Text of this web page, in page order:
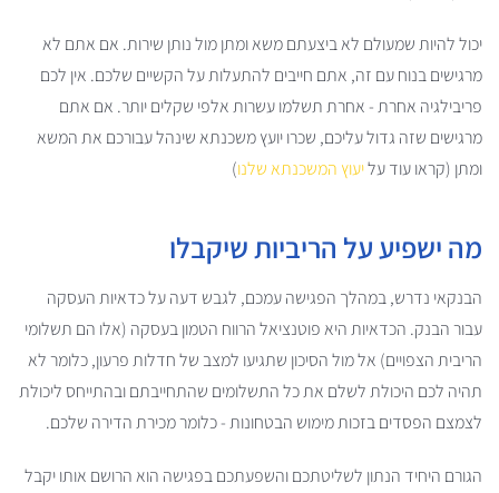
יכול להיות שמעולם לא ביצעתם משא ומתן מול נותן שירות. אם אתם לא
מרגישים בנוח עם זה, אתם חייבים להתעלות על הקשיים שלכם. אין לכם
פריבילגיה אחרת - אחרת תשלמו עשרות אלפי שקלים יותר. אם אתם
מרגישים שזה גדול עליכם, שכרו יועץ משכנתא שינהל עבורכם את המשא
ומתן (קראו עוד עליעוץ המשכנתא שלנו)
מה ישפיע על הריביות שיקבלו
הבנקאי נדרש, במהלך הפגישה עמכם, לגבש דעה על כדאיות העסקה
עבור הבנק. הכדאיות היא פוטנציאל הרווח הטמון בעסקה (אלו הם תשלומי
הריבית הצפויים) אל מול הסיכון שתגיעו למצב של חדלות פרעון, כלומר לא
תהיה לכם היכולת לשלם את כל התשלומים שהתחייבתם ובהתייחס ליכולת
לצמצם הפסדים בזכות מימוש הבטחונות - כלומר מכירת הדירה שלכם.
הגורם היחיד הנתון לשליטתכם והשפעתכם בפגישה הוא הרושם אותו יקבל